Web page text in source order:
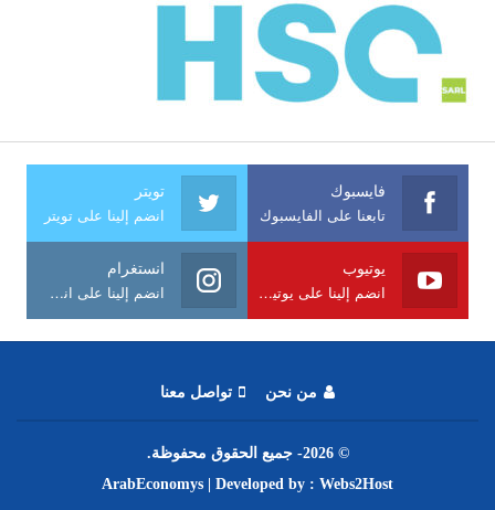
فايسبوك
تابعنا على الفايسبوك
تويتر
انضم إلينا على تويتر
يوتيوب
انضم إلينا على يوتيوب
انستغرام
انضم إلينا على انستغرام
من نحن تواصل معنا
© 2026- جميع الحقوق محفوظة.
ArabEconomys | Developed by : Webs2Host